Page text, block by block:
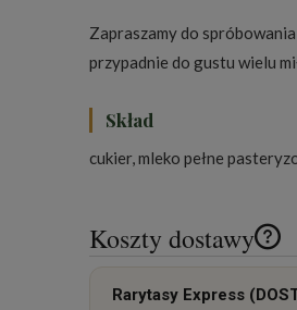
Zapraszamy do
przypadnie do gustu wielu
Skład
cukier, mleko pełne
Koszty dostawy
Rarytasy Express